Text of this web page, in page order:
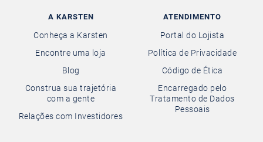
A KARSTEN
Conheça a Karsten
Encontre uma loja
Blog
Construa sua trajetória
com a gente
Relações com Investidores
ATENDIMENTO
Portal do Lojista
Política de Privacidade
Código de Ética
Encarregado pelo
Tratamento de Dados
Pessoais